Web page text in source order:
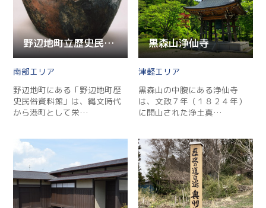
野辺地町立歴史民俗資料館
南部
野辺地町にある「野辺地町歴
史民俗資料館」は、縄文時代
から港町として栄…
黒森山浄仙寺
津軽
黒森山の中腹にある浄仙寺
は、文政７年（１８２４年）
に開山された浄土真…